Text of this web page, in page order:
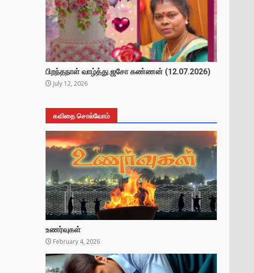
பிறந்தநாள் வாழ்த்து.ஜசோ கண்ணன் (12.07.2026)
July 12, 2026
கவிதை சொல்வோம்
உணர்வுகள்
February 4, 2026